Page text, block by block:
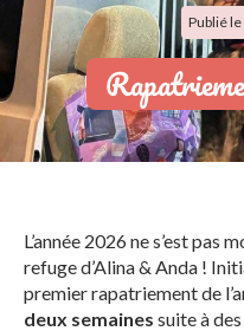
Publié
L’année 2026 ne s’est pas
refuge d’Alina & Anda !
premier rapatriement de
deux semaines suite à